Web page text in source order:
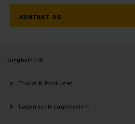
KONTAKT OS
Jungheinrich
Trucks & Produkter
Lagerreol & Lagersystem